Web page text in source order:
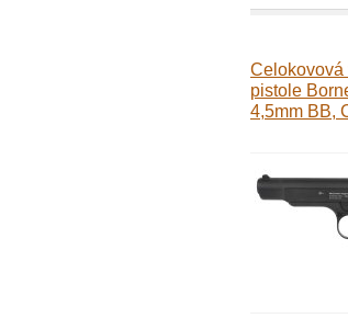
Celokovová
pistole
4,5mm BB,